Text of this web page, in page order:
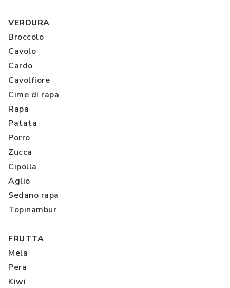
VERDURA
Broccolo
Cavolo
Cardo
Cavolfiore
Cime di rapa
Rapa
Patata
Porro
Zucca
Cipolla
Aglio
Sedano rapa
Topinambur
FRUTTA
Mela
Pera
Kiwi